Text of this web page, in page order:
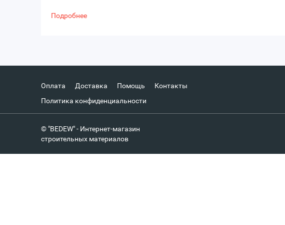
Подробнее
Оплата Доставка Помощь
Контакты
Политика конфиденциальности
© "BEDEW" - Интернет-магазин
строительных материалов